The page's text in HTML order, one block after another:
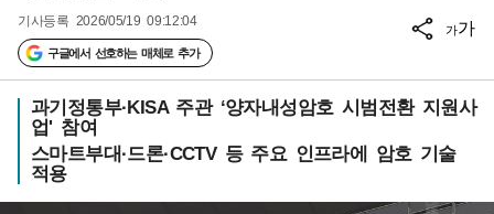
기사등록 2026/05/19 09:12:04
구글에서 선호하는 매체로 추가
가가
과기정통부·KISA 주관 ‘양자내성암호 시범전환 지원사
업' 참여
스마트부대·드론·CCTV 등 주요 인프라에 암호 기술
적용